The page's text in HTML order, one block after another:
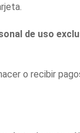
de uso
o recibir